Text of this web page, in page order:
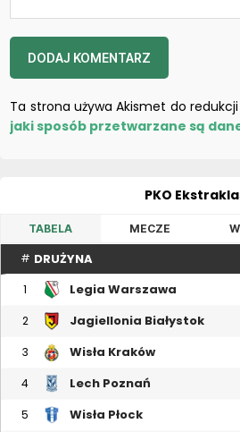
Ta strona używa Akismet do
jaki sposób przetwarzane są
PKO
TABELA MECZE
# DRUŻYNA
1 Legia Warszawa
2 Jagiellonia Białystok
3 Wisła Kraków
4 Lech Poznań
5 Wisła Płock